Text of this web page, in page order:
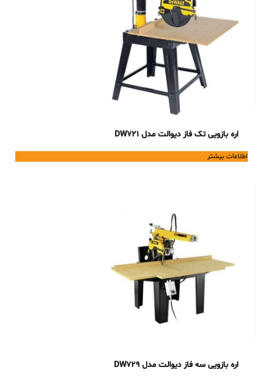
اره بازویی تک فاز دیوالت مدل DW721
اطلاعات بیشتر
اره بازویی سه فاز دیوالت مدل DW729